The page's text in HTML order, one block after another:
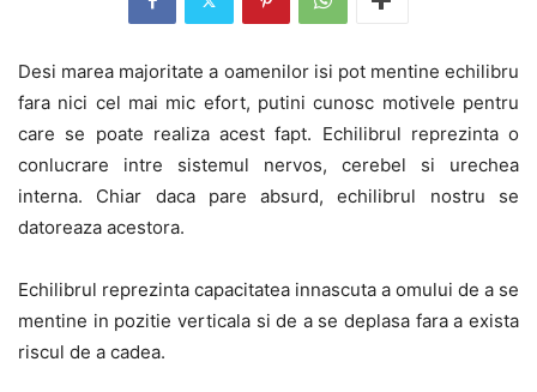
Desi marea majoritate a oamenilor isi pot mentine echilibru
fara nici cel mai mic efort, putini cunosc motivele pentru
care se poate realiza acest fapt. Echilibrul reprezinta o
conlucrare intre sistemul nervos, cerebel si urechea
interna. Chiar daca pare absurd, echilibrul nostru se
datoreaza acestora.
Echilibrul reprezinta capacitatea innascuta a omului de a se
mentine in pozitie verticala si de a se deplasa fara a exista
riscul de a cadea.